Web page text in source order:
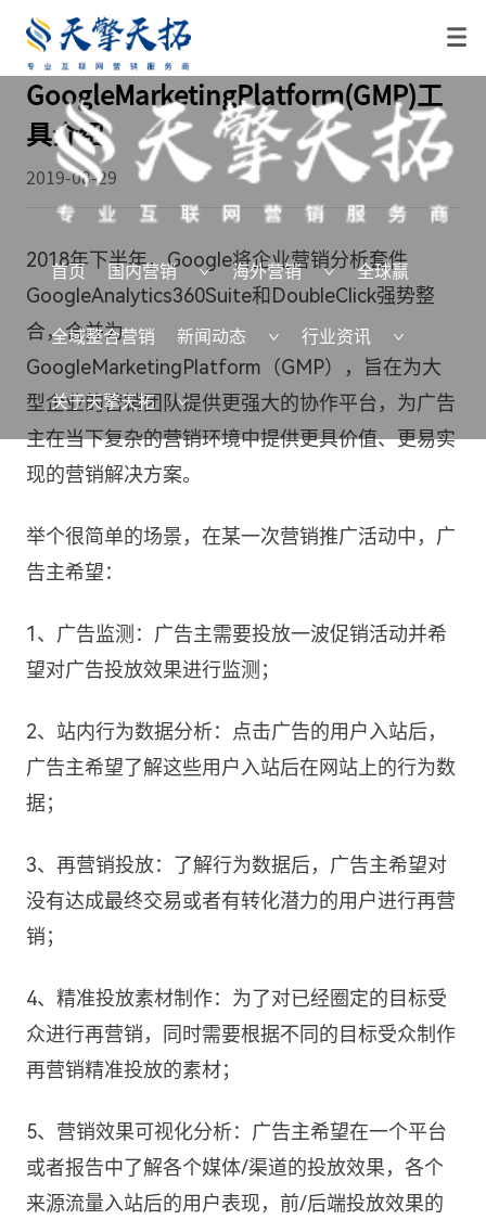
首页 国内营销 海外营销 全球赢
全域整合营销 新闻动态 行业资讯
关于天擎天拓
GoogleMarketingPlatform(GMP)工
具介绍
2019-08-29
2018年下半年，Google将企业营销分析套件
GoogleAnalytics360Suite和DoubleClick强势整
合，合并为
GoogleMarketingPlatform（GMP），旨在为大
型企业的营销团队提供更强大的协作平台，为广告
主在当下复杂的营销环境中提供更具价值、更易实
现的营销解决方案。
举个很简单的场景，在某一次营销推广活动中，广
告主希望：
1、广告监测：广告主需要投放一波促销活动并希
望对广告投放效果进行监测；
2、站内行为数据分析：点击广告的用户入站后，
广告主希望了解这些用户入站后在网站上的行为数
据；
3、再营销投放：了解行为数据后，广告主希望对
没有达成最终交易或者有转化潜力的用户进行再营
销；
4、精准投放素材制作：为了对已经圈定的目标受
众进行再营销，同时需要根据不同的目标受众制作
再营销精准投放的素材；
5、营销效果可视化分析：广告主希望在一个平台
或者报告中了解各个媒体/渠道的投放效果，各个
来源流量入站后的用户表现，前/后端投放效果的